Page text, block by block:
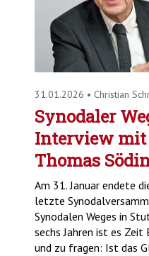
31.01.2026 • Christian
Synodaler
Interview mit
Thomas
Am 31. Januar endete
letzte
Synodalen Weges in
sechs Jahren ist es Zeit
und zu fragen: Ist das